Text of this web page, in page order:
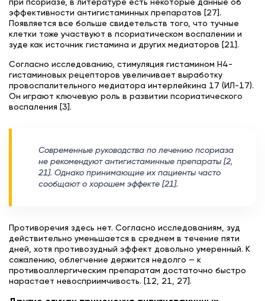
при псориазе, в литературе есть некоторые данные об
эффективности антигистаминных препаратов [27].
Появляется все больше свидетельств того, что тучные
клетки тоже участвуют в псориатическом воспалении и
зуде как источник гистамина и других медиаторов [21].
Согласно исследованию, стимуляция гистамином H4-
гистаминовых рецепторов увеличивает выработку
провоспалительного медиатора интерлейкина 17 (ИЛ-17).
Он играют ключевую роль в развитии псориатического
воспаления [3].
Современные руководства по лечению псориаза
не рекомендуют антигистаминные препараты [2,
21]. Однако принимающие их пациенты часто
сообщают о хорошем эффекте [21].
Противоречия здесь нет. Согласно исследованиям, зуд
действительно уменьшается в среднем в течение пяти
дней, хотя противозудный эффект довольно умеренный. К
сожалению, облегчение держится недолго — к
противоаллергическим препаратам достаточно быстро
нарастает невосприимчивость. [12, 21, 27].